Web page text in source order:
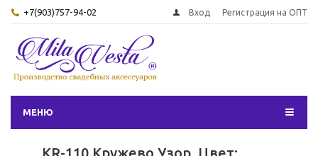
+7(903)757-94-02 Вход Регистрация на ОПТ
МЕНЮ